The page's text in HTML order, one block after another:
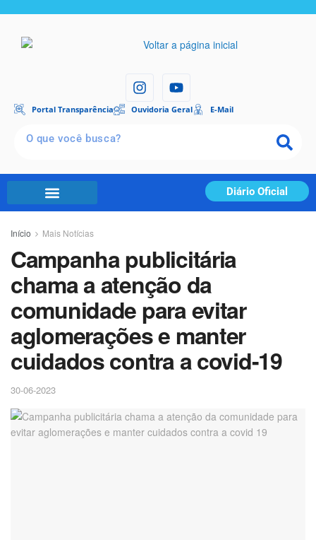
Portal Transparência Ouvidoria Geral E-Mail
Diário Oficial
Início Mais Notícias
Campanha publicitária
chama a atenção da
comunidade para evitar
aglomerações e manter
cuidados contra a covid-19
30-06-2023